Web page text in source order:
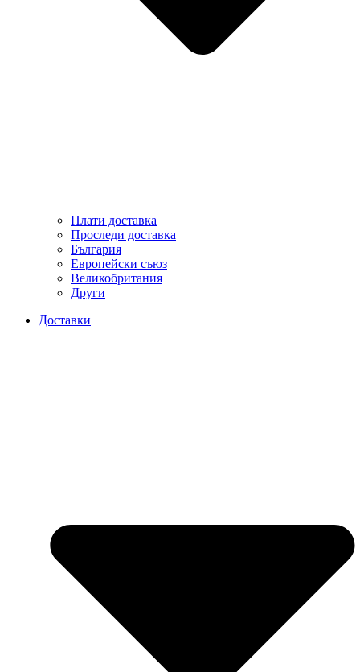
Плати доставка
Проследи доставка
България
Европейски съюз
Великобритания
Други
Доставки